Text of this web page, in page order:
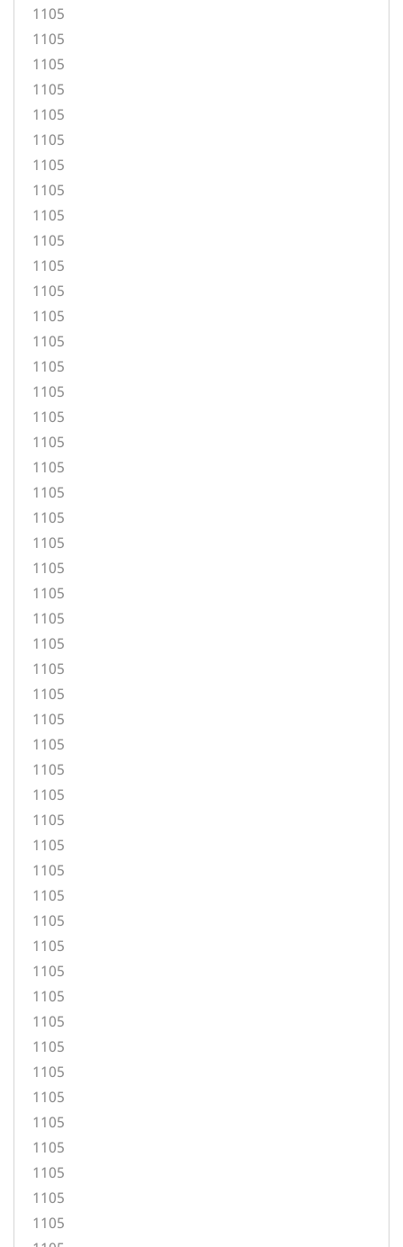
1105
1105
1105
1105
1105
1105
1105
1105
1105
1105
1105
1105
1105
1105
1105
1105
1105
1105
1105
1105
1105
1105
1105
1105
1105
1105
1105
1105
1105
1105
1105
1105
1105
1105
1105
1105
1105
1105
1105
1105
1105
1105
1105
1105
1105
1105
1105
1105
1105